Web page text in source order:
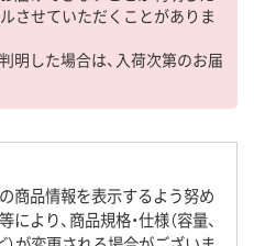
させていただくことがありま
明した場合は、入荷次第のお届
商品情報を表示するよう努め
より、商品規格・仕様（容量、